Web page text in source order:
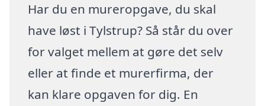
Har du en mureropgave, du skal
have løst i Tylstrup? Så står du over
for valget mellem at gøre det selv
eller at finde et murerfirma, der
kan klare opgaven for dig. En